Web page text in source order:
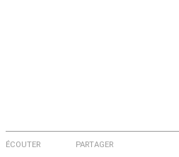
ÉCOUTER PARTAGER